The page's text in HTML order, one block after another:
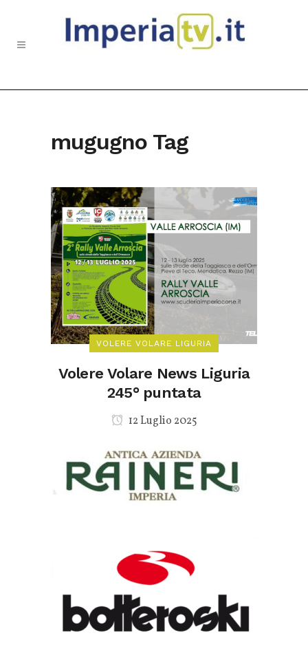
mugugno Tag
VOLERE VOLARE LIGURIA
Volere Volare News Liguria
245° puntata
12 Luglio 2025